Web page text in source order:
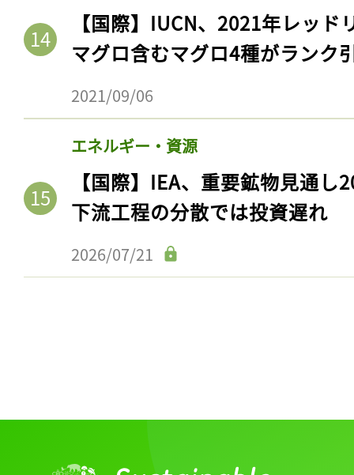
【国際】IUCN、2021年レッ
マグロ含むマグロ4種がランク
2021/09/06
エネルギー・資源
【国際】IEA、重要鉱物見通
下流工程の分散では投資遅れ
2026/07/21